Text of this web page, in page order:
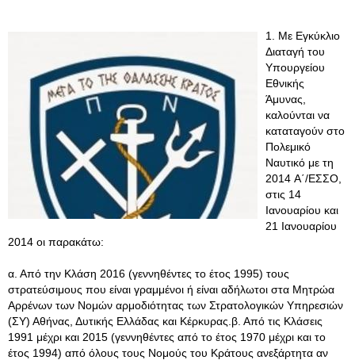
1. Με Εγκύκλιο
Διαταγή του
Υπουργείου
Εθνικής
Άμυνας,
καλούνται να
καταταγούν στο
Πολεμικό
Ναυτικό με τη
2014 A΄/ΕΣΣΟ,
στις 14
Ιανουαρίου και
21 Ιανουαρίου
2014 οι παρακάτω:
α. Από την Κλάση 2016 (γεννηθέντες το έτος 1995) τους
στρατεύσιμους που είναι γραμμένοι ή είναι αδήλωτοι στα Μητρώα
Αρρένων των Νομών αρμοδιότητας των Στρατολογικών Υπηρεσιών
(ΣΥ) Αθήνας, Δυτικής Ελλάδας και Κέρκυρας.β. Από τις Κλάσεις
1991 μέχρι και 2015 (γεννηθέντες από το έτος 1970 μέχρι και το
έτος 1994) από όλους τους Νομούς του Κράτους ανεξάρτητα αν